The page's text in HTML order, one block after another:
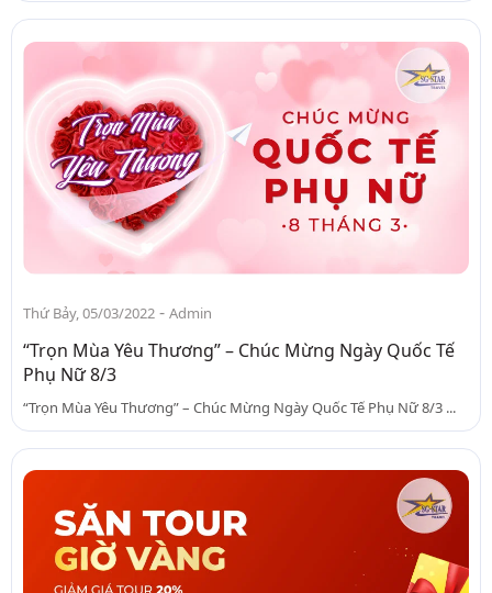
Thứ Bảy, 05/03/2022 - Admin
“Trọn Mùa Yêu Thương” – Chúc Mừng Ngày Quốc Tế
Phụ Nữ 8/3
“Trọn Mùa Yêu Thương” – Chúc Mừng Ngày Quốc Tế Phụ Nữ 8/3 ...